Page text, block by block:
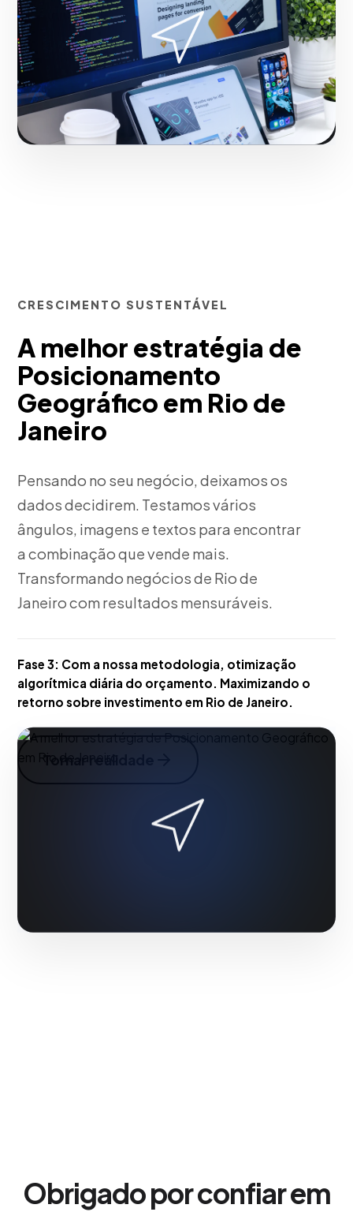
de Janeiro.
Iniciar projeto
CRESCIMENTO SUSTENTÁVEL
A melhor estratégia de
Posicionamento
Geográfico em Rio de
Janeiro
Pensando no seu negócio, deixamos os
dados decidirem. Testamos vários
ângulos, imagens e textos para encontrar
a combinação que vende mais.
Transformando negócios de Rio de
Janeiro com resultados mensuráveis.
Fase 3: Com a nossa metodologia, otimização
algorítmica diária do orçamento. Maximizando o
retorno sobre investimento em Rio de Janeiro.
Tornar realidade
Obrigado por confiar em